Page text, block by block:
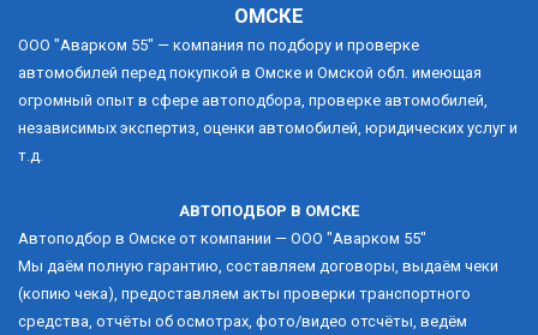
ОМСКЕ
ООО "Аварком 55" — компания по подбору и проверке
автомобилей перед покупкой в Омске и Омской обл. имеющая
огромный опыт в сфере автоподбора, проверке автомобилей,
независимых экспертиз, оценки автомобилей, юридических услуг и
т.д.
АВТОПОДБОР В ОМСКЕ
Автоподбор в Омске от компании — ООО "Аварком 55"
Мы даём полную гарантию, составляем договоры, выдаём чеки
(копию чека), предоставляем акты проверки транспортного
средства, отчёты об осмотрах, фото/видео отсчёты, ведём